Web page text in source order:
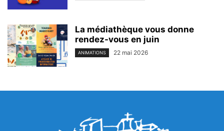
La médiathèque vous donne
rendez-vous en juin
ANIMATIONS 22 mai 2026